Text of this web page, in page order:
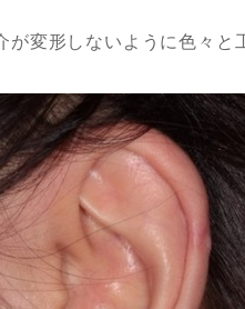
変形しないように色々と